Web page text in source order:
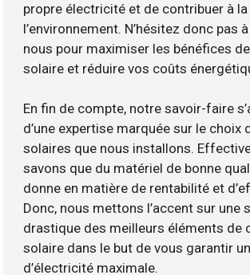
propre électricité et de contribuer à
l’environnement. N’hésitez donc pas
nous pour maximiser les bénéfices de
solaire et réduire vos coûts
En fin de compte, notre savoir-faire
d’une expertise marquée sur le choix
solaires que nous installons.
savons que du matériel de bonne
donne en matière de rentabilité et
Donc, nous mettons l’accent sur une
drastique des meilleurs éléments de
solaire dans le but de vous garantir
d’électricité maximale.